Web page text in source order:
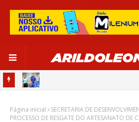
SALVADOR
Página inicial
SECRETARIA DE
PROCESSO DE RESGATE DO ARTESANATO DE